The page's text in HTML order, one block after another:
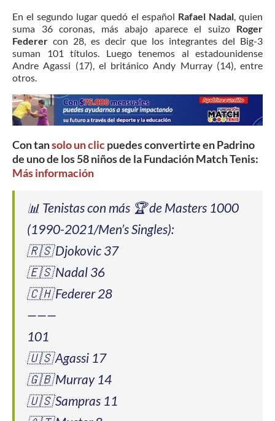
En el segundo lugar quedó el español Rafael Nadal, quien
suma 36 coronas, más abajo aparece el suizo Roger
Federer con 28, es decir que los integrantes del Big-3
suman 101 títulos. Luego tenemos al estadounidense
Andre Agassi (17), el británico Andy Murray (14), entre
otros.
Con tansolo un clicpuedes convertirte en Padrino
de uno de los 58 niños de la Fundación Match Tenis:
Más información
📊 Tenistas con más 🏆 de Masters 1000
(1990-2021/Men’s Singles):
🇷🇸 Djokovic 37
🇪🇸 Nadal 36
🇨🇭 Federer 28
———
101
🇺🇸 Agassi 17
🇬🇧 Murray 14
🇺🇸 Sampras 11